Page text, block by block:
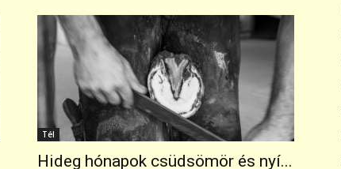
Tél
Hideg hónapok csüdsömör és nyí...